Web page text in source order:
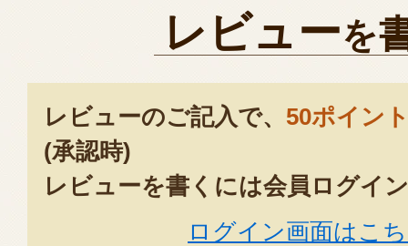
レビューを
レビューのご記入で、 50ポイン
(承認時)
レビューを書くには会員ログイ
ログイン画面はこ